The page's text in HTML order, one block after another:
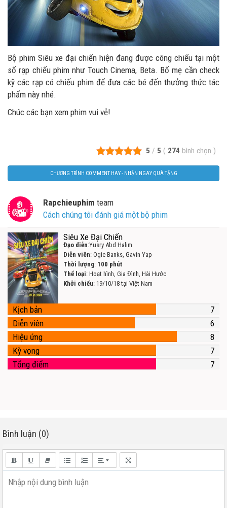
Bộ phim Siêu xe đại chiến hiện đang được công chiếu tại một
số rạp chiếu phim như Touch Cinema, Beta. Bố mẹ cần check
kỹ các rạp có chiếu phim để đưa các bé đến thưởng thức tác
phẩm này nhé.
Chúc các bạn xem phim vui vẻ!
5 / 5 ( 274 bình chọn )
CHƯƠNG TRÌNH COMMENT HAY - NHẬN NGAY QUÀ TẶNG
Rapchieuphim team
Cách chúng tôi đánh giá một bộ phim
Siêu Xe Đại Chiến
Đạo diễn:Yusry Abd Halim
Diễn viên: Ogie Banks, Gavin Yap
Thời lượng: 100 phút
Thể loại: Hoạt hình, Gia Đình, Hài Hước
Khởi chiếu: 19/10/18 tại Việt Nam
Kịch bản
7
Diễn viên
6
Hiệu ứng
8
Kỳ vọng
7
Tổng điểm
7
Bình luận (0)
Nhập nội dung bình luận